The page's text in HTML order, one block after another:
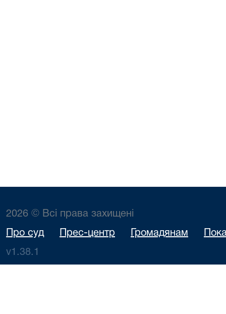
2026 © Всі права захищені
Про суд Прес-центр Громадянам
v1.38.1